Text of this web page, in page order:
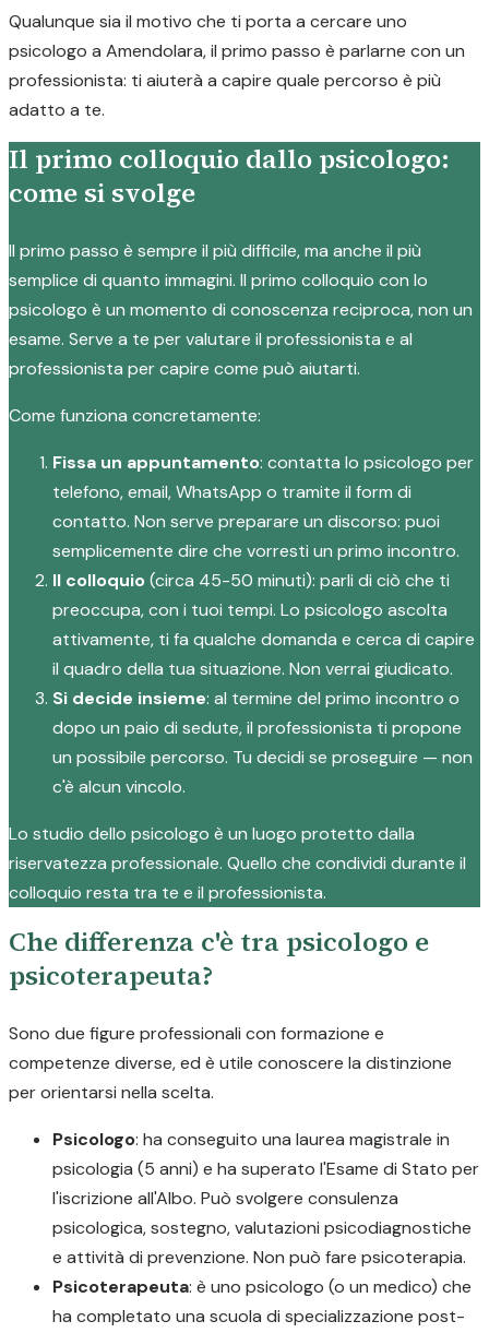
Qualunque sia il motivo che ti porta a cercare uno
psicologo a Amendolara, il primo passo è parlarne con un
professionista: ti aiuterà a capire quale percorso è più
adatto a te.
Il primo colloquio dallo psicologo:
come si svolge
Il primo passo è sempre il più difficile, ma anche il più
semplice di quanto immagini. Il primo colloquio con lo
psicologo è un momento di conoscenza reciproca, non un
esame. Serve a te per valutare il professionista e al
professionista per capire come può aiutarti.
Come funziona concretamente:
Fissa un appuntamento: contatta lo psicologo per
telefono, email, WhatsApp o tramite il form di
contatto. Non serve preparare un discorso: puoi
semplicemente dire che vorresti un primo incontro.
Il colloquio(circa 45-50 minuti): parli di ciò che ti
preoccupa, con i tuoi tempi. Lo psicologo ascolta
attivamente, ti fa qualche domanda e cerca di capire
il quadro della tua situazione. Non verrai giudicato.
Si decide insieme: al termine del primo incontro o
dopo un paio di sedute, il professionista ti propone
un possibile percorso. Tu decidi se proseguire — non
c'è alcun vincolo.
Lo studio dello psicologo è un luogo protetto dalla
riservatezza professionale. Quello che condividi durante il
colloquio resta tra te e il professionista.
Che differenza c'è tra psicologo e
psicoterapeuta?
Sono due figure professionali con formazione e
competenze diverse, ed è utile conoscere la distinzione
per orientarsi nella scelta.
Psicologo: ha conseguito una laurea magistrale in
psicologia (5 anni) e ha superato l'Esame di Stato per
l'iscrizione all'Albo. Può svolgere consulenza
psicologica, sostegno, valutazioni psicodiagnostiche
e attività di prevenzione. Non può fare psicoterapia.
Psicoterapeuta: è uno psicologo (o un medico) che
ha completato una scuola di specializzazione post-